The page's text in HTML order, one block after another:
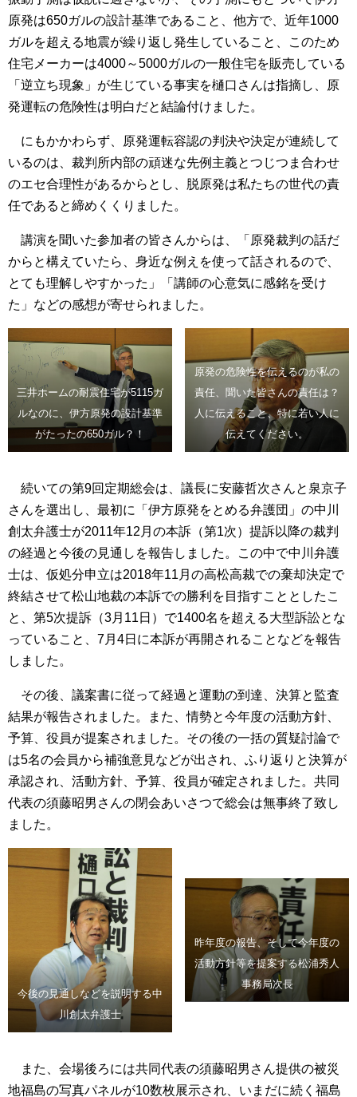
原発は650ガルの設計基準であること、他方で、近年1000
ガルを超える地震が繰り返し発生していること、このため
住宅メーカーは4000～5000ガルの一般住宅を販売している
「逆立ち現象」が生じている事実を樋口さんは指摘し、原
発運転の危険性は明白だと結論付けました。
にもかかわらず、原発運転容認の判決や決定が連続して
いるのは、裁判所内部の頑迷な先例主義とつじつま合わせ
のエセ合理性があるからとし、脱原発は私たちの世代の責
任であると締めくくりました。
講演を聞いた参加者の皆さんからは、「原発裁判の話だ
からと構えていたら、身近な例えを使って話されるので、
とても理解しやすかった」「講師の心意気に感銘を受け
た」などの感想が寄せられました。
三井ホームの耐震住宅が5115ガ
ルなのに、伊方原発の設計基準
がたったの650ガル？！
原発の危険性を伝えるのが私の
責任、聞いた皆さんの責任は？
人に伝えること、特に若い人に
伝えてください。
続いての第9回定期総会は、議長に安藤哲次さんと泉京子
さんを選出し、最初に「伊方原発をとめる弁護団」の中川
創太弁護士が2011年12月の本訴（第1次）提訴以降の裁判
の経過と今後の見通しを報告しました。この中で中川弁護
士は、仮処分申立は2018年11月の高松高裁での棄却決定で
終結させて松山地裁の本訴での勝利を目指すこととしたこ
と、第5次提訴（3月11日）で1400名を超える大型訴訟とな
っていること、7月4日に本訴が再開されることなどを報告
しました。
その後、議案書に従って経過と運動の到達、決算と監査
結果が報告されました。また、情勢と今年度の活動方針、
予算、役員が提案されました。その後の一括の質疑討論で
は5名の会員から補強意見などが出され、ふり返りと決算が
承認され、活動方針、予算、役員が確定されました。共同
代表の須藤昭男さんの閉会あいさつで総会は無事終了致し
ました。
今後の見通しなどを説明する中
川創太弁護士
昨年度の報告、そして今年度の
活動方針等を提案する松浦秀人
事務局次長
また、会場後ろには共同代表の須藤昭男さん提供の被災
地福島の写真パネルが10数枚展示され、いまだに続く福島